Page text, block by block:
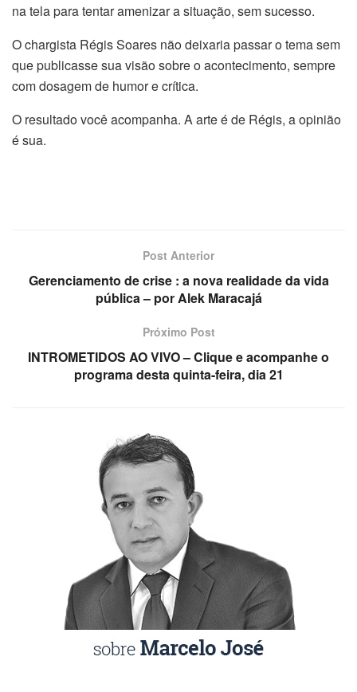
na tela para tentar amenizar a situação, sem sucesso.
O chargista Régis Soares não deixaria passar o tema sem
que publicasse sua visão sobre o acontecimento, sempre
com dosagem de humor e crítica.
O resultado você acompanha. A arte é de Régis, a opinião
é sua.
Post Anterior
Gerenciamento de crise : a nova realidade da vida
pública – por Alek Maracajá
Próximo Post
INTROMETIDOS AO VIVO – Clique e acompanhe o
programa desta quinta-feira, dia 21